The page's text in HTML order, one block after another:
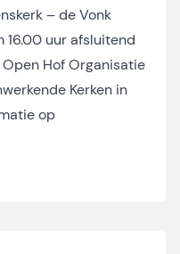
– de Vonk
16.00 uur afsluitend
Hof Organisatie
Kerken in
op